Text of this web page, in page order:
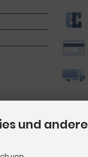
und andere